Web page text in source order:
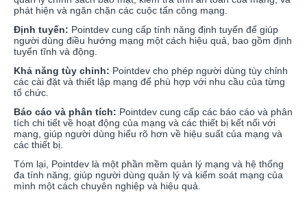
phát hiện và ngăn chặn các cuộc tấn công mạng.
Định tuyến: Pointdev cung cấp tính năng định tuyến để giúp
người dùng điều hướng mạng một cách hiệu quả, bao gồm định
tuyến tĩnh và động.
Khả năng tùy chỉnh: Pointdev cho phép người dùng tùy chỉnh
các cài đặt và thiết lập mạng để phù hợp với nhu cầu của từng
tổ chức.
Báo cáo và phân tích: Pointdev cung cấp các báo cáo và phân
tích chi tiết về hoạt động của mạng và các thiết bị kết nối với
mạng, giúp người dùng hiểu rõ hơn về hiệu suất của mạng và
các thiết bị.
Tóm lại, Pointdev là một phần mềm quản lý mạng và hệ thống
đa tính năng, giúp người dùng quản lý và kiểm soát mạng của
mình một cách chuyên nghiệp và hiệu quả.